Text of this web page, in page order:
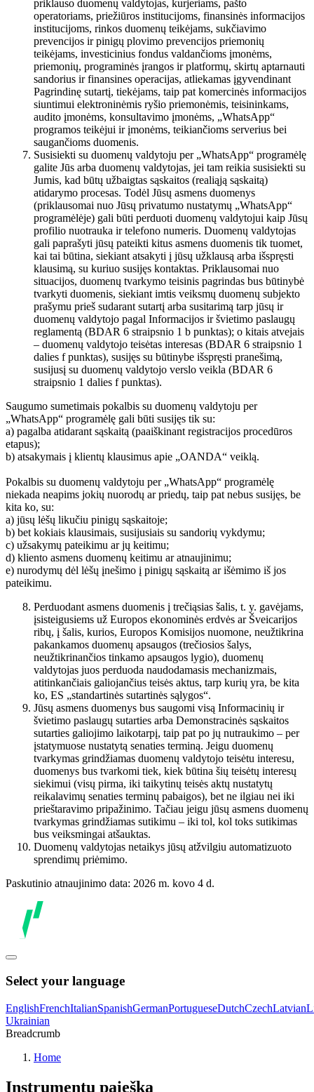
priklauso duomenų valdytojas, kurjeriams, pašto
operatoriams, priežiūros institucijoms, finansinės informacijos
institucijoms, rinkos duomenų teikėjams, sukčiavimo
prevencijos ir pinigų plovimo prevencijos priemonių
teikėjams, investicinius fondus valdančioms įmonėms,
priemonių, programinės įrangos ir platformų, skirtų aptarnauti
sandorius ir finansines operacijas, atliekamas įgyvendinant
Pagrindinę sutartį, tiekėjams, taip pat komercinės informacijos
siuntimui elektroninėmis ryšio priemonėmis, teisininkams,
audito įmonėms, konsultavimo įmonėms, „WhatsApp“
programos teikėjui ir įmonėms, teikiančioms serverius bei
saugančioms duomenis.
Susisiekti su duomenų valdytoju per „WhatsApp“ programėlę
galite Jūs arba duomenų valdytojas, jei tam reikia susisiekti su
Jumis, kad būtų užbaigtas sąskaitos (realiąją sąskaitą)
atidarymo procesas. Todėl Jūsų asmens duomenys
(priklausomai nuo Jūsų privatumo nustatymų „WhatsApp“
programėlėje) gali būti perduoti duomenų valdytojui kaip Jūsų
profilio nuotrauka ir telefono numeris. Duomenų valdytojas
gali paprašyti jūsų pateikti kitus asmens duomenis tik tuomet,
kai tai būtina, siekiant atsakyti į jūsų užklausą arba išspręsti
klausimą, su kuriuo susijęs kontaktas. Priklausomai nuo
situacijos, duomenų tvarkymo teisinis pagrindas bus būtinybė
tvarkyti duomenis, siekiant imtis veiksmų duomenų subjekto
prašymu prieš sudarant sutartį arba susitarimą tarp jūsų ir
duomenų valdytojo pagal Informacijos ir švietimo paslaugų
reglamentą (BDAR 6 straipsnio 1 b punktas); o kitais atvejais
– duomenų valdytojo teisėtas interesas (BDAR 6 straipsnio 1
dalies f punktas), susijęs su būtinybe išspręsti pranešimą,
susijusį su duomenų valdytojo verslo veikla (BDAR 6
straipsnio 1 dalies f punktas).
Saugumo sumetimais pokalbis su duomenų valdytoju per
„WhatsApp“ programėlę gali būti susijęs tik su:
a) pagalba atidarant sąskaitą (paaiškinant registracijos procedūros
etapus);
b) atsakymais į klientų klausimus apie „OANDA“ veiklą.
Pokalbis su duomenų valdytoju per „WhatsApp“ programėlę
niekada neapims jokių nuorodų ar priedų, taip pat nebus susijęs, be
kita ko, su:
a) jūsų lėšų likučiu pinigų sąskaitoje;
b) bet kokiais klausimais, susijusiais su sandorių vykdymu;
c) užsakymų pateikimu ar jų keitimu;
d) kliento asmens duomenų keitimu ar atnaujinimu;
e) nurodymų dėl lėšų įnešimo į pinigų sąskaitą ar išėmimo iš jos
pateikimu.
Perduodant asmens duomenis į trečiąsias šalis, t. y. gavėjams,
įsisteigusiems už Europos ekonominės erdvės ar Šveicarijos
ribų, į šalis, kurios, Europos Komisijos nuomone, neužtikrina
pakankamos duomenų apsaugos (trečiosios šalys,
neužtikrinančios tinkamo apsaugos lygio), duomenų
valdytojas juos perduoda naudodamasis mechanizmais,
atitinkančiais galiojančius teisės aktus, tarp kurių yra, be kita
ko, ES „standartinės sutartinės sąlygos“.
Jūsų asmens duomenys bus saugomi visą Informacinių ir
švietimo paslaugų sutarties arba Demonstracinės sąskaitos
sutarties galiojimo laikotarpį, taip pat po jų nutraukimo – per
įstatymuose nustatytą senaties terminą. Jeigu duomenų
tvarkymas grindžiamas duomenų valdytojo teisėtu interesu,
duomenys bus tvarkomi tiek, kiek būtina šių teisėtų interesų
siekimui (visų pirma, iki taikytinų teisės aktų nustatytų
reikalavimų senaties terminų pabaigos), bet ne ilgiau nei iki
prieštaravimo pripažinimo. Tačiau jeigu jūsų asmens duomenų
tvarkymas grindžiamas sutikimu – iki tol, kol toks sutikimas
bus veiksmingai atšauktas.
Duomenų valdytojas netaikys jūsų atžvilgiu automatizuoto
sprendimų priėmimo.
Paskutinio atnaujinimo data: 2026 m. kovo 4 d.
Select your language
EnglishFrenchItalianSpanishGermanPortugueseDutchCzechLatvian
Ukrainian
Breadcrumb
Home
Instrumentų paieška